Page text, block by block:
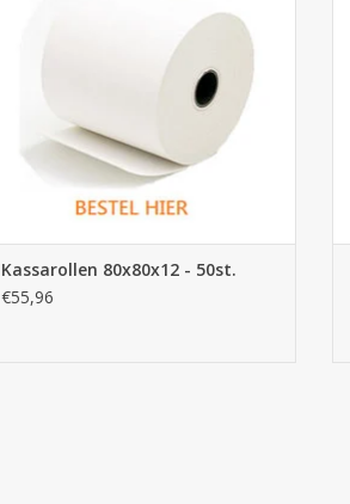
Kassarollen 80x80x12 - 50st.
€55,96